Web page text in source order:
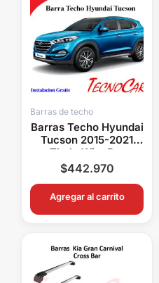
Barras de techo
Barras Techo Hyundai
Tucson 2015-2021
Thule WingBar
Aluminio Con Llave
Premium
$442.970
Agregar al carrito